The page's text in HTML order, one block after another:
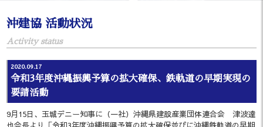
沖建協 活動状況
Activity status
2020.09.17
令和3年度沖縄振興予算の拡大確保、鉄軌道の早期実現の
要請活動
9月15日、玉城デニー知事に（一社）沖縄県建設産業団体連合会 津波達